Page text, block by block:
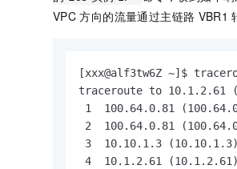
VPC 方向的流量通过主链路 VBR1
[xxx@alf3tw6Z ~]$
traceroute to 10.1.2.61
1  100.64.0.81
2  100.64.0.81
3  10.10.1.3
4  10.1.2.61